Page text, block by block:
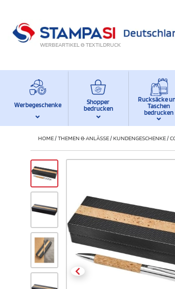
WERBEARTIKEL & TEXTILDRUCK
Werbegeschenke
Shopper
bedrucken
Rucksäcke
Taschen
bedrucken
HOME/THEMEN & ANLÄSSE/KUNDENGESCHENKE/